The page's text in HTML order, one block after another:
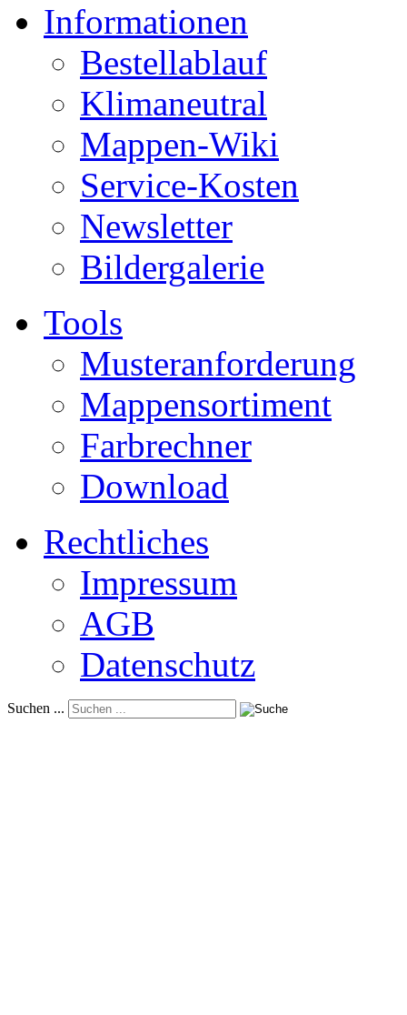
Informationen
Bestellablauf
Klimaneutral
Mappen-Wiki
Service-Kosten
Newsletter
Bildergalerie
Tools
Musteranforderung
Mappensortiment
Farbrechner
Download
Rechtliches
Impressum
AGB
Datenschutz
Suchen ...